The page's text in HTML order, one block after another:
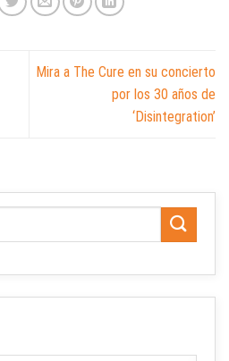
Mira a The Cure en su concierto
por los 30 años de
‘Disintegration’